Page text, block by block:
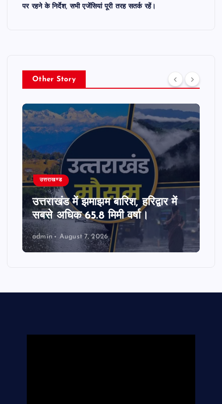
पर रहने के निर्देश, सभी एजेंसियां पूरी तरह सतर्क रहें।
Other Story
उत्तराखण्ड
उत्तराखंड में SIR पर मतदाताओं को बड़ी
राहत, आधार और राशन कार्ड से भी होगा
सत्यापन।
admin August 7, 2026